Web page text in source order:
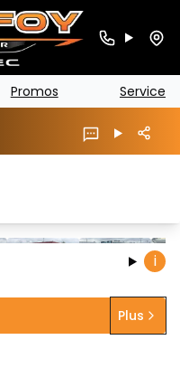
Promos Service
i
Plus